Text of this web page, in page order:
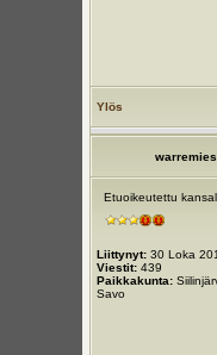
Ylös
warremies
Etuoikeutettu
Liittynyt:30 Loka
Viestit:439
Paikkakunta:
Savo